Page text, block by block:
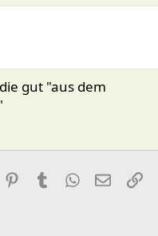
gut "aus dem
PinterestTumblr WhatsApp
E-Mail